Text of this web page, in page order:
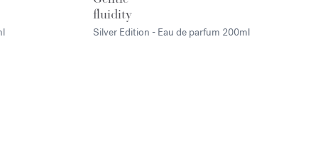
fluidity
Silver Edition - Eau de parfum 200ml